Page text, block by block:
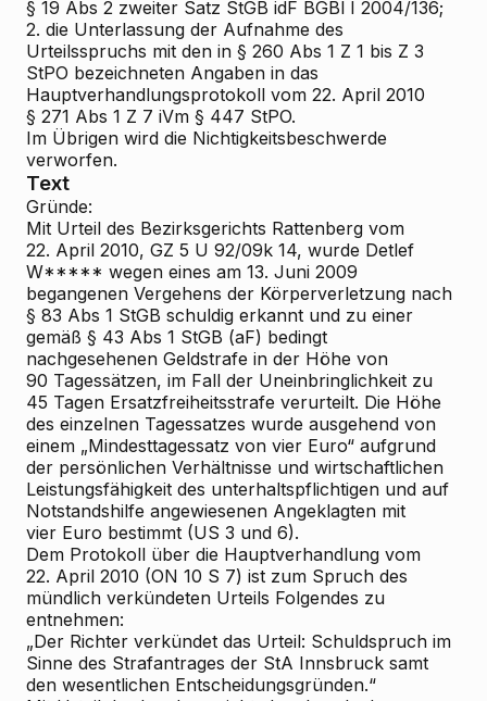
§ 19 Abs 2 zweiter Satz StGB idF BGBl I 2004/136;
2. die Unterlassung der Aufnahme des
Urteilsspruchs mit den in § 260 Abs 1 Z 1 bis Z 3
StPO bezeichneten Angaben in das
Hauptverhandlungsprotokoll vom 22. April 2010
§ 271 Abs 1 Z 7 iVm § 447 StPO.
Im Übrigen wird die Nichtigkeitsbeschwerde
verworfen.
Text
Gründe:
Mit Urteil des Bezirksgerichts Rattenberg vom
22. April 2010, GZ 5 U 92/09k 14, wurde Detlef
W***** wegen eines am 13. Juni 2009
begangenen Vergehens der Körperverletzung nach
§ 83 Abs 1 StGB schuldig erkannt und zu einer
gemäß § 43 Abs 1 StGB (aF) bedingt
nachgesehenen Geldstrafe in der Höhe von
90 Tagessätzen, im Fall der Uneinbringlichkeit zu
45 Tagen Ersatzfreiheitsstrafe verurteilt. Die Höhe
des einzelnen Tagessatzes wurde ausgehend von
einem „Mindesttagessatz von vier Euro“ aufgrund
der persönlichen Verhältnisse und wirtschaftlichen
Leistungsfähigkeit des unterhaltspflichtigen und auf
Notstandshilfe angewiesenen Angeklagten mit
vier Euro bestimmt (US 3 und 6).
Dem Protokoll über die Hauptverhandlung vom
22. April 2010 (ON 10 S 7) ist zum Spruch des
mündlich verkündeten Urteils Folgendes zu
entnehmen:
„Der Richter verkündet das Urteil: Schuldspruch im
Sinne des Strafantrages der StA Innsbruck samt
den wesentlichen Entscheidungsgründen.“